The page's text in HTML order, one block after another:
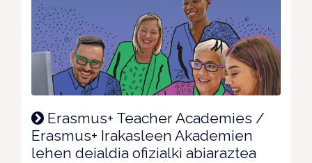
Erasmus+ Teacher Academies /
Erasmus+ Irakasleen Akademien
lehen deialdia ofizialki abiaraztea